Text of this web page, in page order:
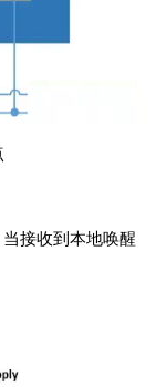
接收到本地唤醒